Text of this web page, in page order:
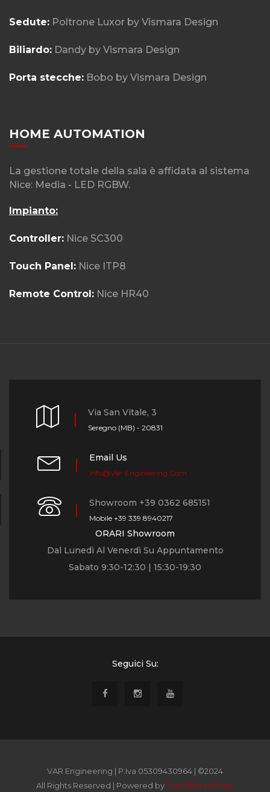
Sedute: Poltrone Luxor by Vismara Design
Biliardo: Dandy by Vismara Design
Porta stecche: Bobo by Vismara Design
HOME AUTOMATION
La gestione totale della sala è affidata al sistema
Nice: Media - LED RGBW.
Impianto:
Controller: Nice SC300
Touch Panel: Nice ITP8
Remote Control: Nice HR40
Via San Vitale, 3
Seregno (MB) - 20831
Email Us
Info@var-Engineering.com
Showroom +39 0362 685151
Mobile +39 339 8940217
ORARI Showroom
Dal Lunedì Al Venerdì Su Appuntamento
Sabato 9:30-12:30 | 15:30-19:30
Seguici Su:
VAR Engineering | P.Iva 05309430964 | ©2024
All Rights Reserved | Powered byTheDifferentPixel